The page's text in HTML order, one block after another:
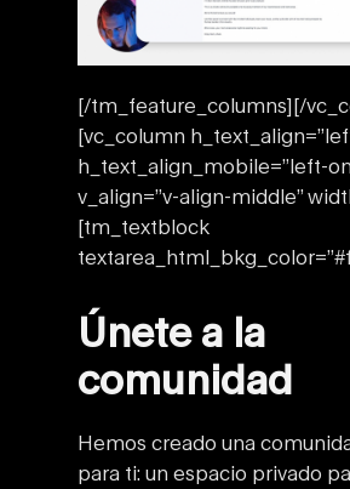
[/tm_feature_columns][/
[vc_column
h_text_align_mobile=”left-
v_align=”v-align-middle”
[tm_textblock
Únete a la
comunidad
Hemos creado una
para ti: un espacio privado